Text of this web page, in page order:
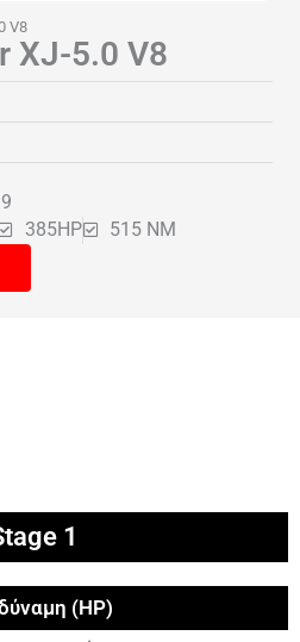
V8
XJ-5.0 V8
385HP 515 NM
1
(HP)